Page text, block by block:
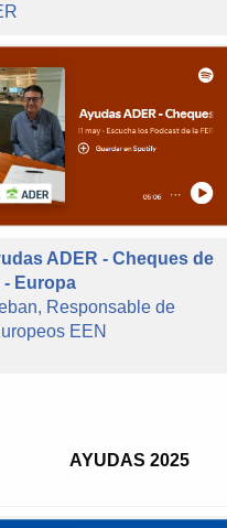
ADER - Cheques de
- Europa
Responsable de
EEN
AYUDAS 2025